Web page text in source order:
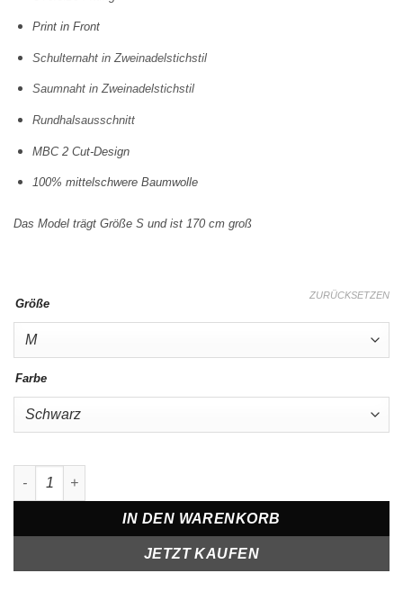
Print in Front
Schulternaht in Zweinadelstichstil
Saumnaht in Zweinadelstichstil
Rundhalsausschnitt
MBC 2 Cut-Design
100% mittelschwere Baumwolle
Das Model trägt Größe S und ist 170 cm groß
Größe
Farbe
ZURÜCKSETZEN
T-shirt in Oversize Couple Skull Menge
IN DEN WARENKORB
JETZT KAUFEN